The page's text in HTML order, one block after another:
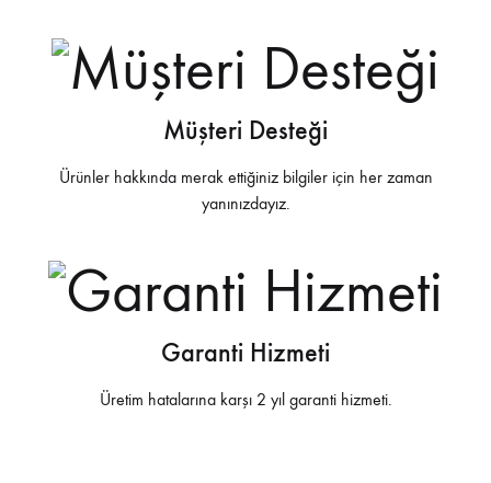
Müşteri Desteği
Ürünler hakkında merak ettiğiniz bilgiler için her zaman
yanınızdayız.
Garanti Hizmeti
Üretim hatalarına karşı 2 yıl garanti hizmeti.